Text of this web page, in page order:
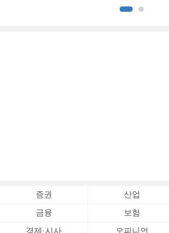
증권 산업
금융 보험
경제·시사 오피니언